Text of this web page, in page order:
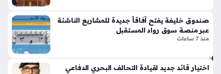
سر
عد
الت
دقي
قة
ال
س
صندوق خليفة يفتح آفاقاً جديدة للمشاريع الناشئة
عبر منصة سوق رواد المستقبل
منذ 7 ساعات
اختيار قائد جديد لقيادة التحالف البحري الدفاعي